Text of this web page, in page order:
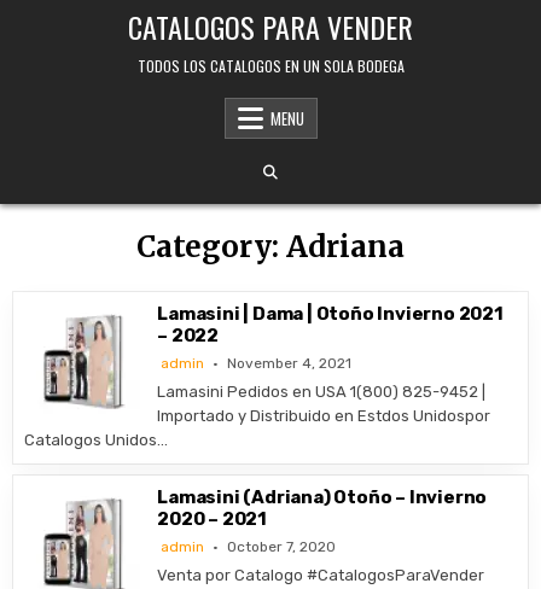
CATALOGOS PARA VENDER
TODOS LOS CATALOGOS EN UN SOLA BODEGA
MENU
Category: Adriana
Lamasini | Dama | Otoño Invierno 2021
– 2022
admin November 4, 2021
Lamasini Pedidos en USA 1(800) 825-9452 |
Importado y Distribuido en Estdos Unidospor
Catalogos Unidos…
Lamasini (Adriana) Otoño – Invierno
2020 – 2021
admin October 7, 2020
Venta por Catalogo #CatalogosParaVender